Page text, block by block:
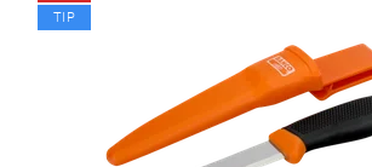
TIP